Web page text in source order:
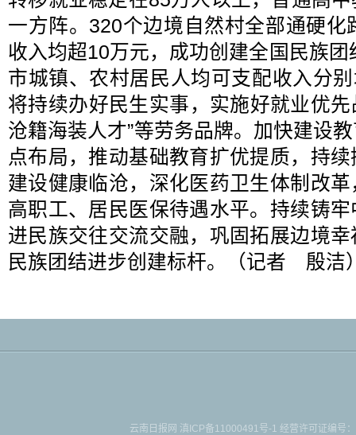
一方阵。320个边境自然村全部通硬化
收入均超10万元，成功创建全国民族
市城镇、农村居民人均可支配收入分
将持续办好民生实事，实施好就业优先
沧籍海装人才”等劳务品牌。加快建设
点布局，推动基础教育扩优提质，持
建设健康临沧，深化医药卫生体制改
高职工、居民医保待遇水平。持续铸
进民族交往交流交融，巩固拓展边境
民族团结进步创建标杆。（记者 殷洁
云南日报网 滇ICP备11000491号-1 经营许可证编号